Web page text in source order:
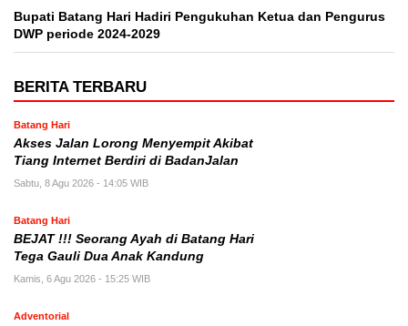
Bupati Batang Hari Hadiri Pengukuhan Ketua dan Pengurus
DWP periode 2024-2029
BERITA TERBARU
Batang Hari
Akses Jalan Lorong Menyempit Akibat
Tiang Internet Berdiri di BadanJalan
Sabtu, 8 Agu 2026 - 14:05 WIB
Batang Hari
BEJAT !!! Seorang Ayah di Batang Hari
Tega Gauli Dua Anak Kandung
Kamis, 6 Agu 2026 - 15:25 WIB
Adventorial